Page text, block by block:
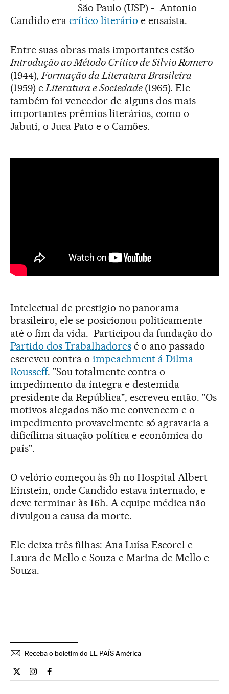
São Paulo (USP) - Antonio
Candido era crítico literário e ensaísta.
Entre suas obras mais importantes estão
Introdução ao Método Crítico de Silvio Romero
(1944),Formação da Literatura Brasileira
(1959) eLiteratura e Sociedade (1965). Ele
também foi vencedor de alguns dos mais
importantes prêmios literários, como o
Jabuti, o Juca Pato e o Camões.
Intelectual de prestigio no panorama
brasileiro, ele se posicionou politicamente
até o fim da vida. Participou da fundação do
Partido dos Trabalhadoresé o ano passado
escreveu contra o impeachment á Dilma
Rousseff. "Sou totalmente contra o
impedimento da íntegra e destemida
presidente da República", escreveu então. "Os
motivos alegados não me convencem e o
impedimento provavelmente só agravaria a
dificílima situação política e econômica do
país".
O velório começou às 9h no Hospital Albert
Einstein, onde Candido estava internado, e
deve terminar às 16h. A equipe médica não
divulgou a causa da morte.
Ele deixa três filhas: Ana Luísa Escorel e
Laura de Mello e Souza e Marina de Mello e
Souza.
Receba o boletim do EL PAÍS América
Cultura El País Brasil en Twitter
Cultura El País Brasil en Instagram
Cultura El País Brasil en Facebook